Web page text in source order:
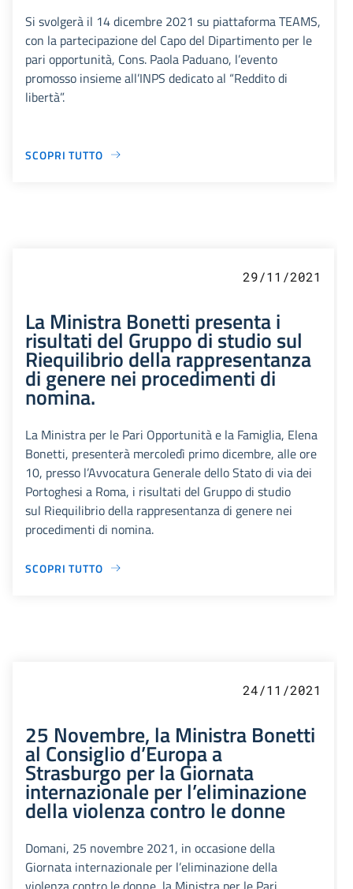
Si svolgerà il 14 dicembre 2021 su piattaforma TEAMS,
con la partecipazione del Capo del Dipartimento per le
pari opportunità, Cons. Paola Paduano, l’evento
promosso insieme all’INPS dedicato al “Reddito di
libertà”.
SCOPRI TUTTO
29/11/2021
La Ministra Bonetti presenta i
risultati del Gruppo di studio sul
Riequilibrio della rappresentanza
di genere nei procedimenti di
nomina.
La Ministra per le Pari Opportunità e la Famiglia, Elena
Bonetti, presenterà mercoledì primo dicembre, alle ore
10, presso l’Avvocatura Generale dello Stato di via dei
Portoghesi a Roma, i risultati del Gruppo di studio
sul Riequilibrio della rappresentanza di genere nei
procedimenti di nomina.
SCOPRI TUTTO
24/11/2021
25 Novembre, la Ministra Bonetti
al Consiglio d’Europa a
Strasburgo per la Giornata
internazionale per l’eliminazione
della violenza contro le donne
Domani, 25 novembre 2021, in occasione della
Giornata internazionale per l’eliminazione della